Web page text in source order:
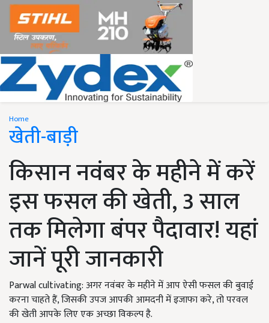
Home
खेती-बाड़ी
किसान नवंबर के महीने में करें
इस फसल की खेती, 3 साल
तक मिलेगा बंपर पैदावार! यहां
जानें पूरी जानकारी
Parwal cultivating: अगर नवंबर के महीने में आप ऐसी फसल की बुवाई
करना चाहते हैं, जिसकी उपज आपकी आमदनी में इजाफा करे, तो परवल
की खेती आपके लिए एक अच्छा विकल्प है.